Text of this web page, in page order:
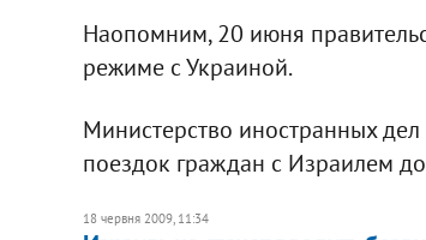
Наопомним, 20 июня
режиме с Украиной.
Министерство иностранных
поездок граждан с Израилем
18 червня 2009, 11:34